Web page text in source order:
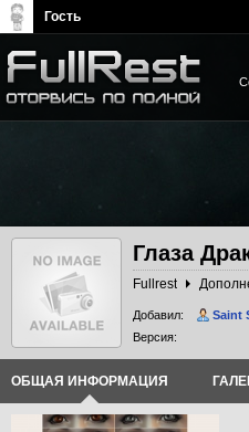
Глаза
Fullrest
Добавил:
Saint
Версия:
ОБЩАЯ ИНФОРМАЦИЯ
Гость